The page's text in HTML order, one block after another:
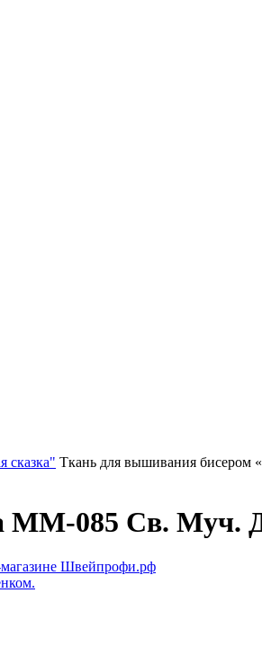
сказка" Ткань для вышивания бисером
ММ-085 Св. Муч.